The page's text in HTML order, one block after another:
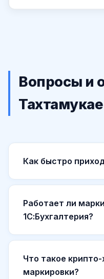
Вопросы и
Тахтамукае
Как быстро
Работает ли
1С:Бухгалтерия?
Что такое крипто-
маркировки?